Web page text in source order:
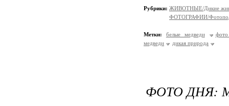
Рубрики: ЖИВОТНЫЕ/Дикие
ФОТОГРАФИИ/
Метки: белые медведи
медведи
дикая природа
ФОТО ДНЯ: